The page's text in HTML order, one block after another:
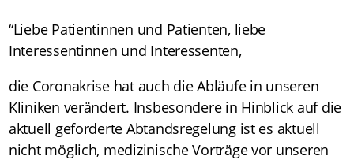
“Liebe Patientinnen und Patienten, liebe
Interessentinnen und Interessenten,
die Coronakrise hat auch die Abläufe in unseren
Kliniken verändert. Insbesondere in Hinblick auf die
aktuell geforderte Abtandsregelung ist es aktuell
nicht möglich, medizinische Vorträge vor unseren